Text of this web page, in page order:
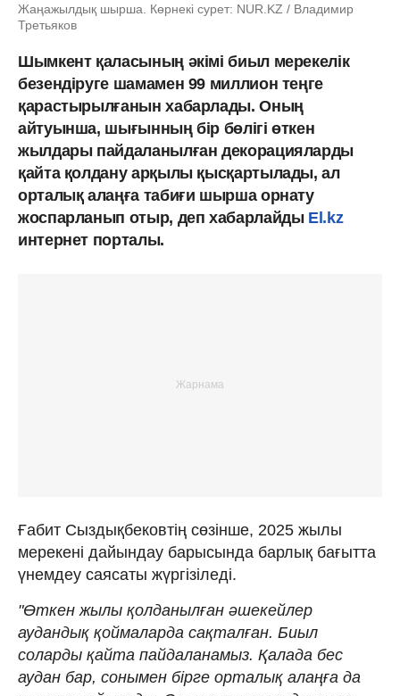
Жаңажылдық шырша. Көрнекі сурет: NUR.KZ / Владимир
Третьяков
Шымкент қаласының әкімі биыл мерекелік
безендіруге шамамен 99 миллион теңге
қарастырылғанын хабарлады. Оның
айтуынша, шығынның бір бөлігі өткен
жылдары пайдаланылған декорацияларды
қайта қолдану арқылы қысқартылады, ал
орталық алаңға табиғи шырша орнату
жоспарланып отыр, деп хабарлайдыEl.kz
интернет порталы.
Ғабит Сыздықбековтің сөзінше, 2025 жылы
мерекені дайындау барысында барлық бағытта
үнемдеу саясаты жүргізіледі.
"Өткен жылы қолданылған әшекейлер
аудандық қоймаларда сақталған. Биыл
соларды қайта пайдаланамыз. Қалада бес
аудан бар, сонымен бірге орталық алаңға да